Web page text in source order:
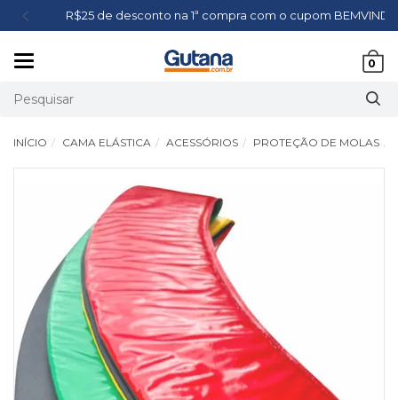
R$25 de desconto na 1ª compra com o cupom BEMVINDO*
0
INÍCIO CAMA ELÁSTICA ACESSÓRIOS PROTEÇÃO DE MOLAS